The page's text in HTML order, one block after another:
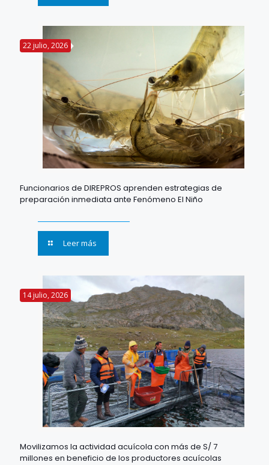
22 julio, 2026
Funcionarios de DIREPROS aprenden estrategias de
preparación inmediata ante Fenómeno El Niño
Leer más
14 julio, 2026
Movilizamos la actividad acuícola con más de S/ 7
millones en beneficio de los productores acuícolas